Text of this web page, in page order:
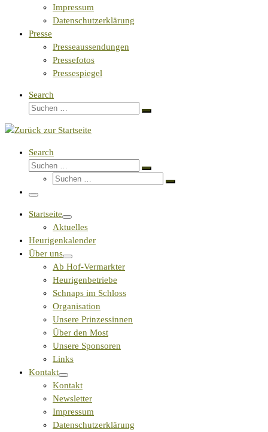
Impressum
Datenschutzerklärung
Presse
Presseaussendungen
Pressefotos
Pressespiegel
Search
Suche
Suchen …
Search
Suche
Suchen …
Suche
Suchen …
Menü
Startseite
Aktuelles
Heurigenkalender
Über uns
Ab Hof-Vermarkter
Heurigenbetriebe
Schnaps im Schloss
Organisation
Unsere Prinzessinnen
Über den Most
Unsere Sponsoren
Links
Kontakt
Kontakt
Newsletter
Impressum
Datenschutzerklärung